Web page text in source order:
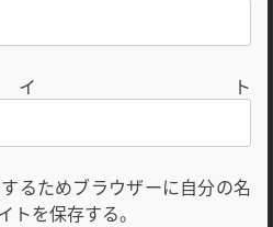
ト
るためブラウザーに自分の名
トを保存する。